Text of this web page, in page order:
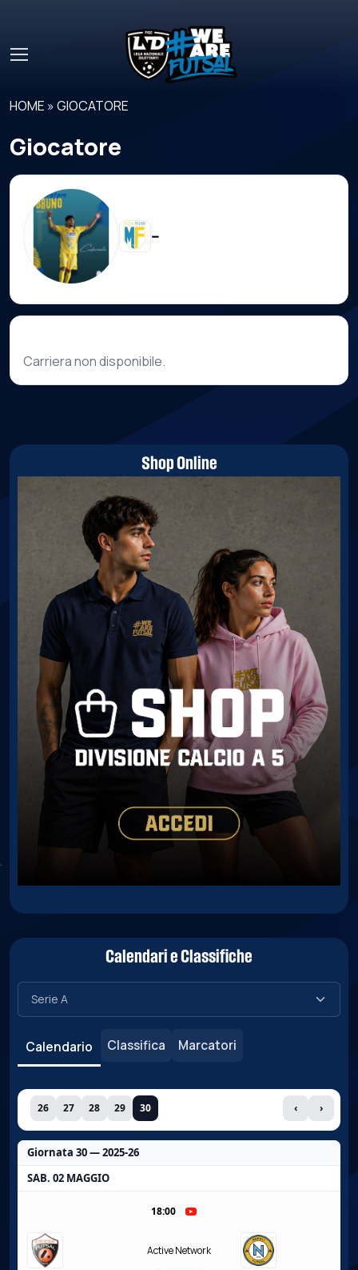
HOME »GIOCATORE
Giocatore
--
Carriera non disponibile.
Shop Online
Calendari e Classifiche
Calendario Classifica Marcatori
26 27 28 29 30 ‹ ›
Giornata 30 — 2025-26
SAB. 02 MAGGIO
18:00
Active Network